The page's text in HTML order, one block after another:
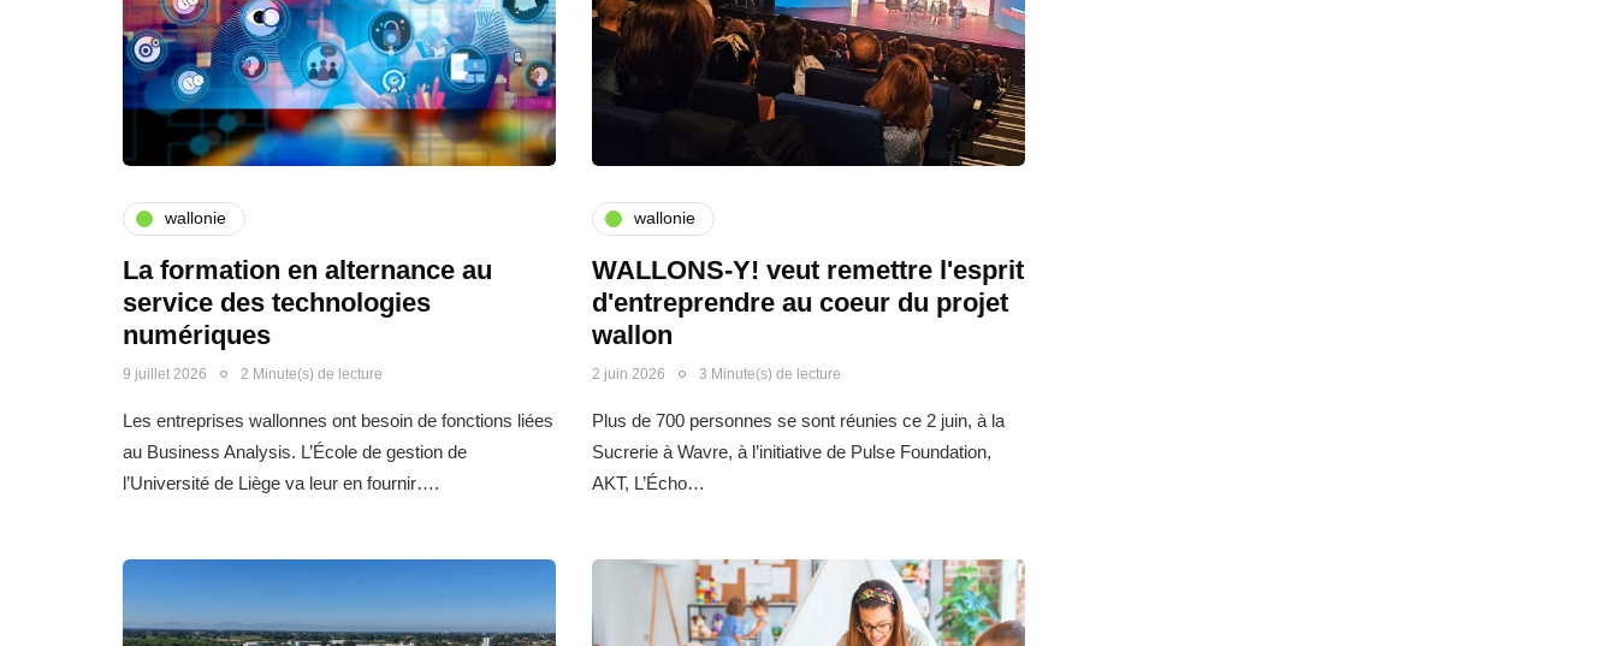
wallonie
La formation en alternance au
service des technologies
numériques
9 juillet 2026 2 Minute(s) de lecture
Les entreprises wallonnes ont besoin de fonctions liées
au Business Analysis. L’École de gestion de
l’Université de Liège va leur en fournir….
wallonie
WALLONS-Y! veut remettre l'esprit
d'entreprendre au coeur du projet
wallon
2 juin 2026 3 Minute(s) de lecture
Plus de 700 personnes se sont réunies ce 2 juin, à la
Sucrerie à Wavre, à l’initiative de Pulse Foundation,
AKT, L’Écho…